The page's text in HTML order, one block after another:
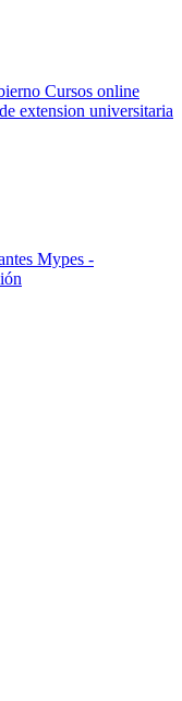
Cursos online
extension universitaria
Mypes -